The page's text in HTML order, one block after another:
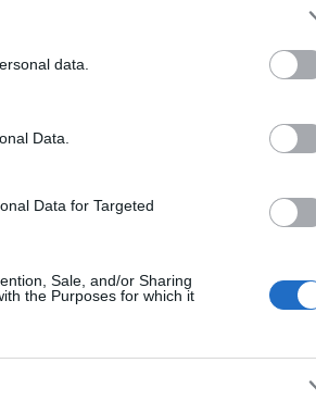
data.
Data.
Data for Targeted
Sale, and/or Sharing
the Purposes for which it
válogatott
lengyel
válogatott
monarchs
norvég
rabilpc
sérülés
sorsolás
teaser
urbán